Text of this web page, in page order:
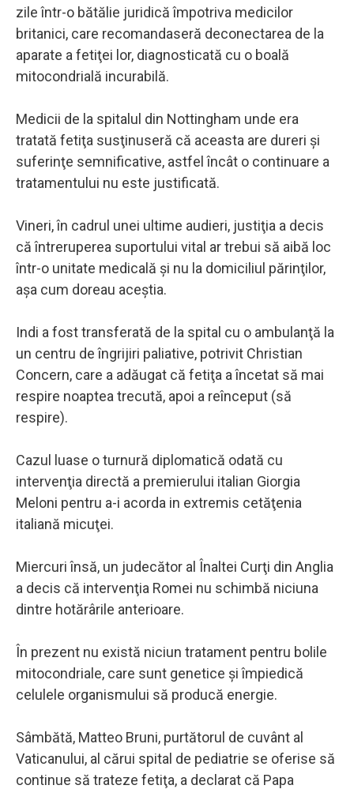
zile într-o bătălie juridică împotriva medicilor
britanici, care recomandaseră deconectarea de la
aparate a fetiţei lor, diagnosticată cu o boală
mitocondrială incurabilă.
Medicii de la spitalul din Nottingham unde era
tratată fetiţa susţinuseră că aceasta are dureri şi
suferinţe semnificative, astfel încât o continuare a
tratamentului nu este justificată.
Vineri, în cadrul unei ultime audieri, justiţia a decis
că întreruperea suportului vital ar trebui să aibă loc
într-o unitate medicală şi nu la domiciliul părinţilor,
aşa cum doreau aceştia.
Indi a fost transferată de la spital cu o ambulanţă la
un centru de îngrijiri paliative, potrivit Christian
Concern, care a adăugat că fetiţa a încetat să mai
respire noaptea trecută, apoi a reînceput (să
respire).
Cazul luase o turnură diplomatică odată cu
intervenţia directă a premierului italian Giorgia
Meloni pentru a-i acorda in extremis cetăţenia
italiană micuţei.
Miercuri însă, un judecător al Înaltei Curţi din Anglia
a decis că intervenţia Romei nu schimbă niciuna
dintre hotărârile anterioare.
În prezent nu există niciun tratament pentru bolile
mitocondriale, care sunt genetice şi împiedică
celulele organismului să producă energie.
Sâmbătă, Matteo Bruni, purtătorul de cuvânt al
Vaticanului, al cărui spital de pediatrie se oferise să
continue să trateze fetiţa, a declarat că Papa